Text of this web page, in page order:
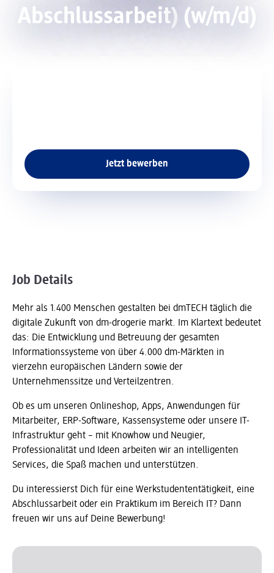
Abschlussarbeit) (w/m/d)
Jetzt bewerben
Job Details
Mehr als 1.400 Menschen gestalten bei dmTECH täglich die
digitale Zukunft von dm-drogerie markt. Im Klartext bedeutet
das: Die Entwicklung und Betreuung der gesamten
Informationssysteme von über 4.000 dm-Märkten in
vierzehn europäischen Ländern sowie der
Unternehmenssitze und Verteilzentren.
Ob es um unseren Onlineshop, Apps, Anwendungen für
Mitarbeiter, ERP-Software, Kassensysteme oder unsere IT-
Infrastruktur geht – mit Knowhow und Neugier,
Professionalität und Ideen arbeiten wir an intelligenten
Services, die Spaß machen und unterstützen.
Du interessierst Dich für eine Werkstudententätigkeit, eine
Abschlussarbeit oder ein Praktikum im Bereich IT? Dann
freuen wir uns auf Deine Bewerbung!
Slider wird geladen ...